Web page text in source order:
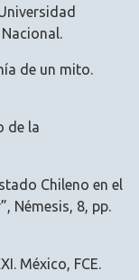
de un mito.
de la
Chileno en el
Némesis, 8, pp.
México, FCE.